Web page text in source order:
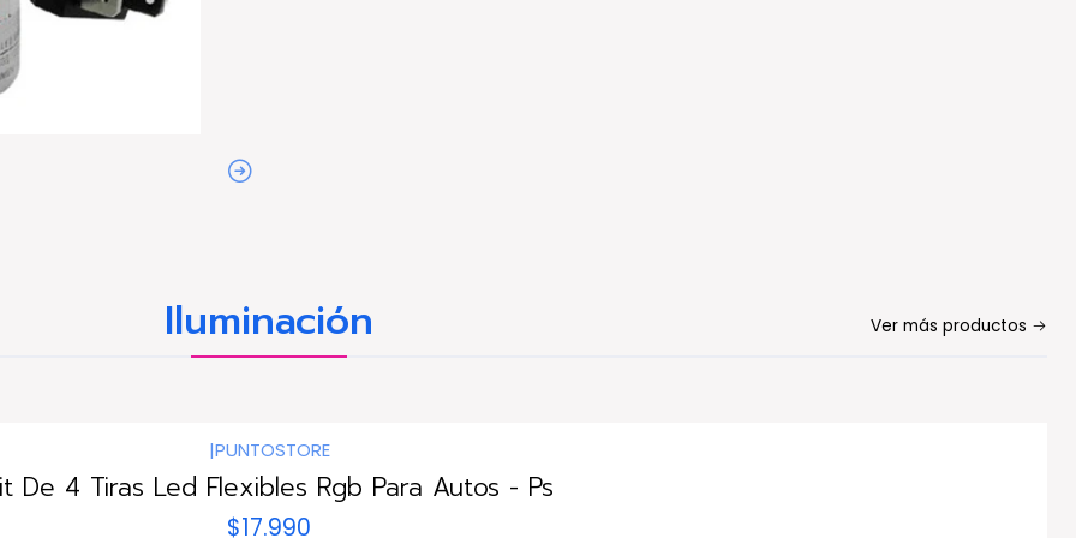
Iluminación Ver más productos
|PUNTOSTORE
De 4 Tiras Led Flexibles Rgb Para Autos - Ps
$17.990